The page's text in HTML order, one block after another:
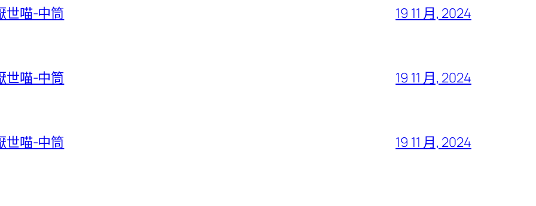
世喵-中筒 19 11 月, 2024
世喵-中筒 19 11 月, 2024
世喵-中筒 19 11 月, 2024